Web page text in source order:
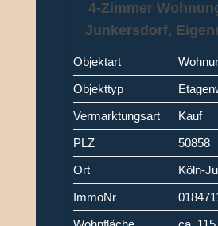
4-Zimmer
Junkersdorf,
Objektart
Objekttyp
Vermarktungsart
Kauf
PLZ
50858
Ort
Köln-
ImmoNr